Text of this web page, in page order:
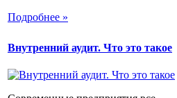
Подробнее »
Внутренний аудит. Что это такое